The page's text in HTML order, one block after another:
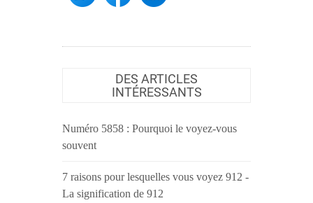
DES ARTICLES
INTÉRESSANTS
Numéro 5858 : Pourquoi le voyez-vous
souvent
7 raisons pour lesquelles vous voyez 912 -
La signification de 912